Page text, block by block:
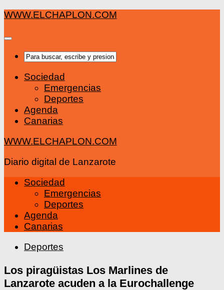
Saltar
contenido
WWW.ELCHAPLON.COM
Sociedad
Emergencias
Deportes
Agenda
Canarias
WWW.ELCHAPLON.COM
Diario digital de Lanzarote
Sociedad
Emergencias
Deportes
Agenda
Canarias
Deportes
Los piragüistas Los Marlines de
Lanzarote acuden a la Eurochallenge